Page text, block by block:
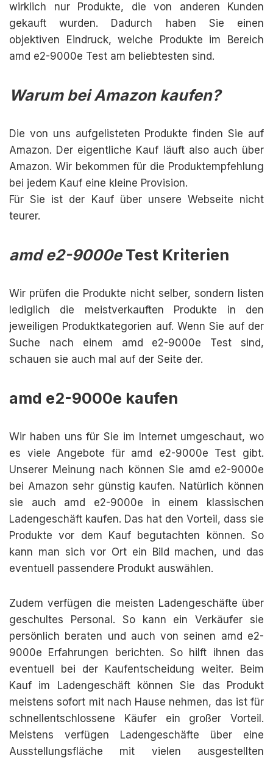
wirklich nur Produkte, die von anderen Kunden
gekauft wurden. Dadurch haben Sie einen
objektiven Eindruck, welche Produkte im Bereich
amd e2-9000e Test am beliebtesten sind.
Warum bei Amazon kaufen?
Die von uns aufgelisteten Produkte finden Sie auf
Amazon. Der eigentliche Kauf läuft also auch über
Amazon. Wir bekommen für die Produktempfehlung
bei jedem Kauf eine kleine Provision.
Für Sie ist der Kauf über unsere Webseite nicht
teurer.
amd e2-9000eTest Kriterien
Wir prüfen die Produkte nicht selber, sondern listen
lediglich die meistverkauften Produkte in den
jeweiligen Produktkategorien auf. Wenn Sie auf der
Suche nach einem amd e2-9000e Test sind,
schauen sie auch mal auf der Seite der.
amd e2-9000e kaufen
Wir haben uns für Sie im Internet umgeschaut, wo
es viele Angebote für amd e2-9000e Test gibt.
Unserer Meinung nach können Sie amd e2-9000e
bei Amazon sehr günstig kaufen. Natürlich können
sie auch amd e2-9000e in einem klassischen
Ladengeschäft kaufen. Das hat den Vorteil, dass sie
Produkte vor dem Kauf begutachten können. So
kann man sich vor Ort ein Bild machen, und das
eventuell passendere Produkt auswählen.
Zudem verfügen die meisten Ladengeschäfte über
geschultes Personal. So kann ein Verkäufer sie
persönlich beraten und auch von seinen amd e2-
9000e Erfahrungen berichten. So hilft ihnen das
eventuell bei der Kaufentscheidung weiter. Beim
Kauf im Ladengeschäft können Sie das Produkt
meistens sofort mit nach Hause nehmen, das ist für
schnellentschlossene Käufer ein großer Vorteil.
Meistens verfügen Ladengeschäfte über eine
Ausstellungsfläche mit vielen ausgestellten